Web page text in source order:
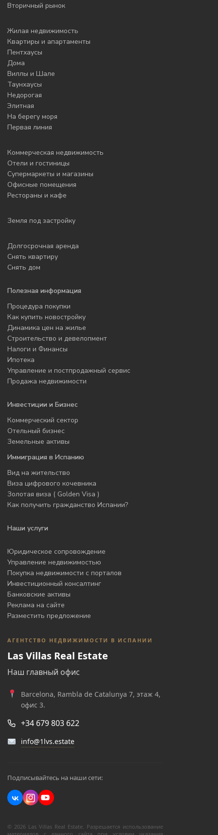
Вторичный рынок
Жилая недвижимость
Квартиры и апартаменты
Пентхаусы
Дома
Виллы и Шале
Таунхаусы
Недорогая
Элитная
На берегу моря
Первая линия
Коммерческая недвижимость
Отели и гостиницы
Супермаркеты и магазины
Офисные помещения
Рестораны и кафе
Земля под застройку
Долгосрочная аренда
Снять квартиру
Снять дом
Полезная информация
Процедура покупки
Как купить новостройку
Динамика цен на жилье
Строительство и девелопмент
Налоги и Финансы
Ипотека
Управление и постпродажный сервис
Продажа недвижимости
Инвестиции и Бизнес
Коммерческий сектор
Отельный бизнес
Земельные активы
Иммиграция в Испанию
Вид на жительство
Виза цифрового кочевника
Золотая виза ( Golden Visa )
Как получить гражданство Испании?
Наши услуги
Юридическое сопровождение
Управление недвижимостью
Покупка недвижимости с порталов
Инвестиционный консалтинг
Банковские активы
Реклама на сайте
Разместить предложение
АГЕНТСТВО НЕДВИЖИМОСТИ В ИСПАНИИ
Las Villas Real Estate
Наш главный офис
Barcelona, Rambla de Catalunya 7, этаж 4,
офис 3.
+34 679 803 622
info@1lvs.estate
Подписывайтесь на наши сети:
© 2026 Las Villas Real Estate. Разрешается использование